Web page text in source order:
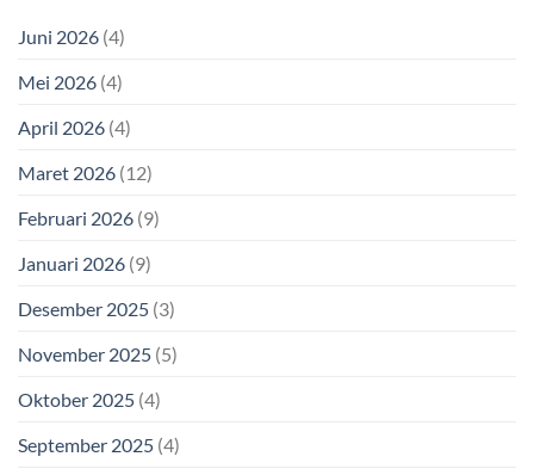
Juni 2026 (4)
Mei 2026 (4)
April 2026 (4)
Maret 2026 (12)
Februari 2026 (9)
Januari 2026 (9)
Desember 2025 (3)
November 2025 (5)
Oktober 2025 (4)
September 2025 (4)